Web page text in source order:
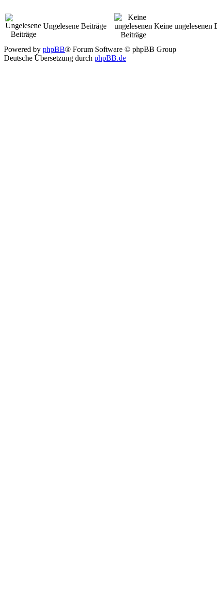
Ungelesene Beiträge Keine ungelesenen
Powered by phpBB® Forum Software © phpBB Group
Deutsche Übersetzung durch phpBB.de